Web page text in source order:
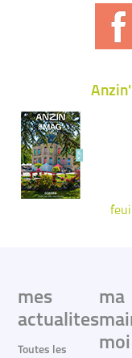
mes
actualites
Toutes les
ma
moi